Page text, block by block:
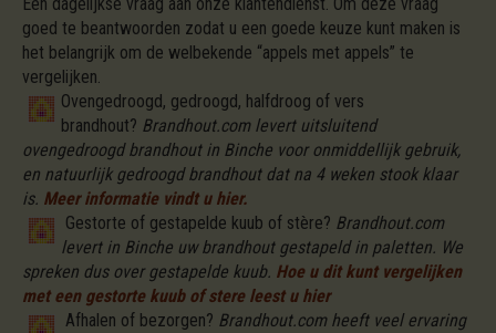
goed te beantwoorden zodat u een goede keuze kunt maken is
het belangrijk om de welbekende “appels met appels” te
vergelijken.
Ovengedroogd, gedroogd, halfdroog of vers
brandhout? Brandhout.com levert uitsluitend
ovengedroogd brandhout in Binche voor onmiddellijk gebruik,
en natuurlijk gedroogd brandhout dat na 4 weken stook klaar
is. Meer informatie vindt u hier.
Gestorte of gestapelde kuub of stère? Brandhout.com
levert in Binche uw brandhout gestapeld in paletten. We
spreken dus over gestapelde kuub. Hoe u dit kunt vergelijken
met een gestorte kuub of stere leest u hier
Afhalen of bezorgen? Brandhout.com heeft veel ervaring